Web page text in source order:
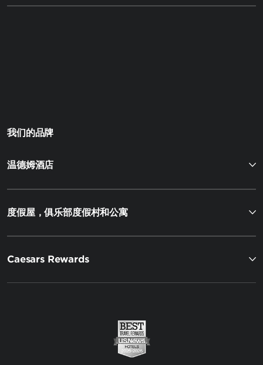
我们的品牌
温德姆酒店
度假屋，俱乐部度假村和公寓
Caesars Rewards